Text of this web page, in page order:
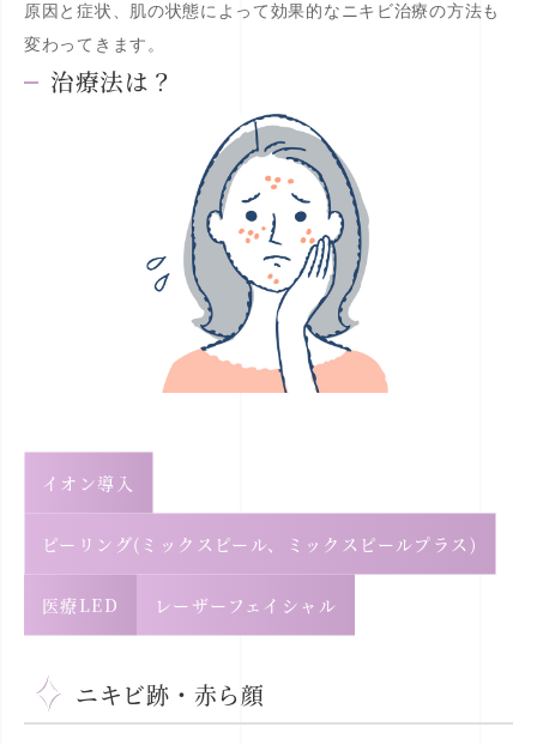
原因と症状、肌の状態によって効果的なニキビ治療の方法も
変わってきます。
治療法は？
イオン導入
ピーリング(ミックスピール、ミックスピールプラス)
医療LED レーザーフェイシャル
ニキビ跡・赤ら顔